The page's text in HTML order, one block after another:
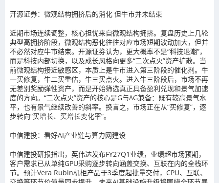
开源证券：微观结构拥挤后的消化 但牛市并未结束
近期市场连续调整，核心担忧来自微观结构拥挤。复盘历史上几轮
典型高拥挤阶段，微观结构恶化往往对应市场短期波动加大，但并
不必然对应牛市结束。开源证券认为，更大概率不是“科技退潮”，
而是科技内部切换，以及成长风格向更多“二次点火”资产扩散。当
前微观结构接近敏感区，本质上是牛市进入第三阶段的催化剂。牛
一买修复，牛二买重估，牛三买点火。进入牛三阶段后，市场不再
无差别奖励弹性资产，而是开始筛选真正具备盈利兑现和景气加速
度的方向。“二次点火”资产的核心是G与ΔG兼备：既有较高景气水
平，也有景气继续改善的斜率。换言之，市场正在从“买修复”，逐
步转向“买增长、买增长变化率”。
中信建投：看好AI产业链与算力网建设
中信建投研报指出，英伟达发布FY27Q1业绩，业绩超市场预期，
客户需求已从单纯GPU采购逐步转向涵盖交换、互联在内的全栈环
节。预计Vera Rubin机柜产品于3季度起批量交付，CPU、互联、